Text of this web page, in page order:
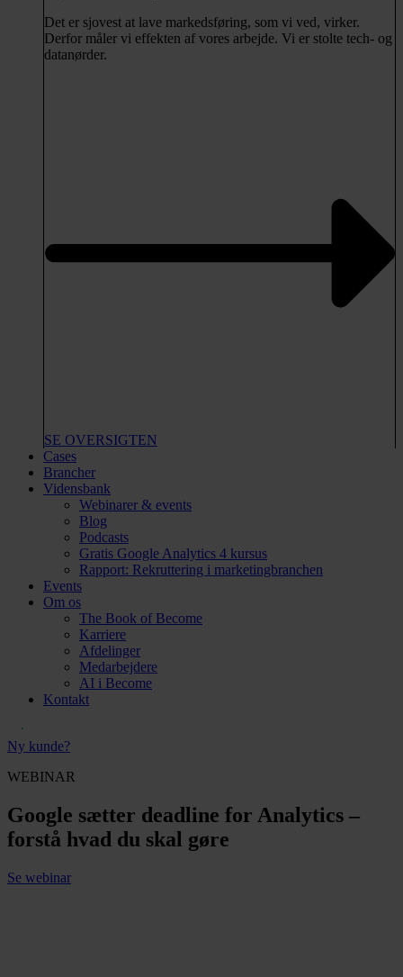
Det er sjovest at lave markedsføring, som vi ved, virker.
Derfor måler vi effekten af vores arbejde. Vi er stolte tech- og
datanørder.
SE OVERSIGTEN
Cases
Brancher
Vidensbank
Webinarer & events
Blog
Podcasts
Gratis Google Analytics 4 kursus
Rapport: Rekruttering i marketingbranchen
Events
Om os
The Book of Become
Karriere
Afdelinger
Medarbejdere
AI i Become
Kontakt
Ny kunde?
WEBINAR
Google sætter deadline for Analytics –
forstå hvad du skal gøre
Se webinar